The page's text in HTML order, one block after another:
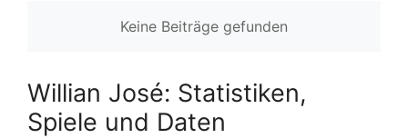
Keine Beiträge gefunden
Willian José: Statistiken,
Spiele und Daten